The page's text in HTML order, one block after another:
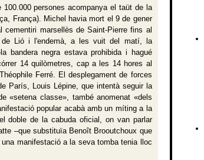
persones acompanya el taüt de la
França). Michel havia mort el 9 de gener
cementiri marsellès de Saint-Pierre fins al
Lió i l'endemà, a les vuit del matí, la
bandera negra estava prohibida i hagué
14 quilòmetres, cap a les 14 hores al
Ferré. El desplegament de forces
París, Louis Lépine, que intentà seguir la
«setena classe», també anomenat «dels
popular acabà amb un míting a la
doble de la cabuda oficial, on van parlar
–que substituïa Benoît Brooutchoux que
manifestació a la seva tomba tenia lloc